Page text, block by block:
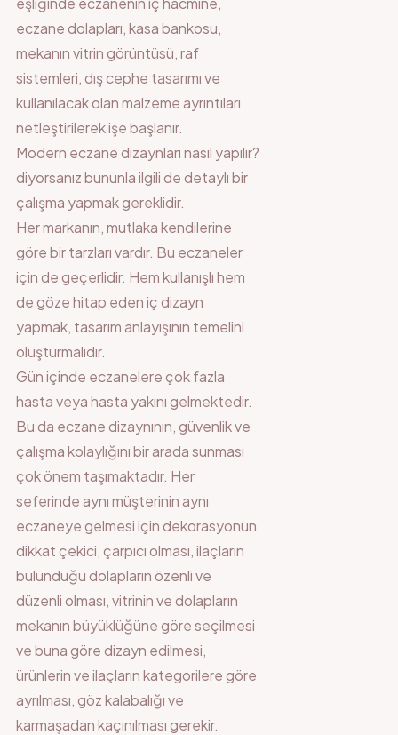
eczane dolapları, kasa bankosu,
mekanın vitrin görüntüsü, raf
sistemleri, dış cephe tasarımı ve
kullanılacak olan malzeme ayrıntıları
netleştirilerek işe başlanır.
Modern eczane dizaynları nasıl yapılır?
diyorsanız bununla ilgili de detaylı bir
çalışma yapmak gereklidir.
Her markanın, mutlaka kendilerine
göre bir tarzları vardır. Bu eczaneler
için de geçerlidir. Hem kullanışlı hem
de göze hitap eden iç dizayn
yapmak, tasarım anlayışının temelini
oluşturmalıdır.
Gün içinde eczanelere çok fazla
hasta veya hasta yakını gelmektedir.
Bu da eczane dizaynının, güvenlik ve
çalışma kolaylığını bir arada sunması
çok önem taşımaktadır. Her
seferinde aynı müşterinin aynı
eczaneye gelmesi için dekorasyonun
dikkat çekici, çarpıcı olması, ilaçların
bulunduğu dolapların özenli ve
düzenli olması, vitrinin ve dolapların
mekanın büyüklüğüne göre seçilmesi
ve buna göre dizayn edilmesi,
ürünlerin ve ilaçların kategorilere göre
ayrılması, göz kalabalığı ve
karmaşadan kaçınılması gerekir.